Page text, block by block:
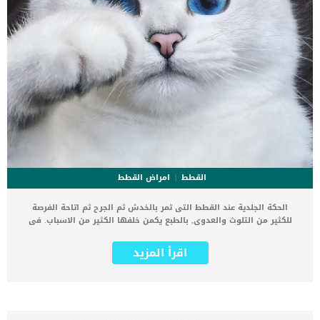
القطط
امراض القطط
الحكة الجلدية عند القطط التى تمر بالخدش ثم الجرح ثم اتاحة الفرصة
للكثير من التلوث والعدوى, بالطبع يكمن خلفها الكثير من الاسباب. فى
وكيف يمكننا حلها وعلاجها. الحكة هى الإحساس الذي يثير رغبتها في
خدش أو فرك أو مضغ أو لعق شعرها وجلدها. كما ن الحكة الجلدية عند
اقرأ المزيد